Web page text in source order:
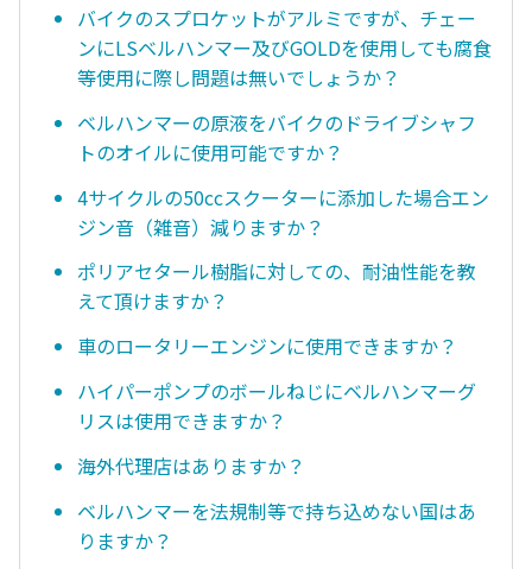
バイクのスプロケットがアルミですが、チェー
ンにLSベルハンマー及びGOLDを使用しても腐食
等使用に際し問題は無いでしょうか？
ベルハンマーの原液をバイクのドライブシャフ
トのオイルに使用可能ですか？
4サイクルの50ccスクーターに添加した場合エン
ジン音（雑音）減りますか？
ポリアセタール樹脂に対しての、耐油性能を教
えて頂けますか？
車のロータリーエンジンに使用できますか？
ハイパーポンプのボールねじにベルハンマーグ
リスは使用できますか？
海外代理店はありますか？
ベルハンマーを法規制等で持ち込めない国はあ
りますか？